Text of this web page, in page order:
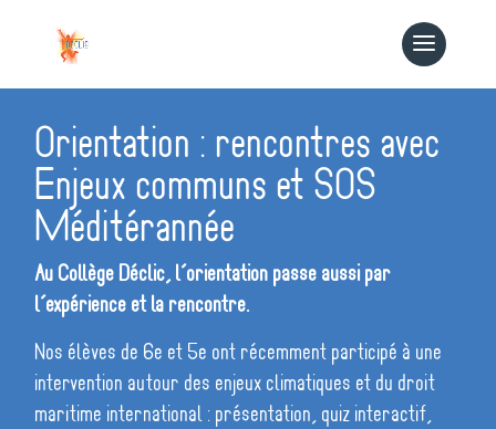
Orientation : rencontres avec
Enjeux communs et SOS
Méditérannée
Au Collège Déclic, l’orientation passe aussi par
l’expérience et la rencontre.
Nos élèves de 6e et 5e ont récemment participé à une
intervention autour des enjeux climatiques et du droit
maritime international : présentation, quiz interactif,